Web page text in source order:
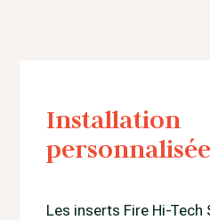
Installation
personnalisée
Les inserts Fire Hi-Tech